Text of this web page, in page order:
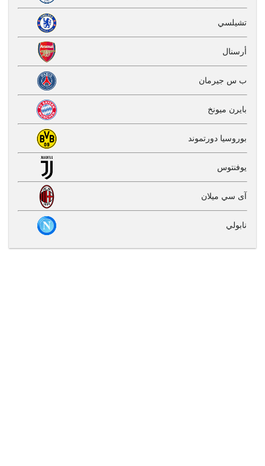
تشيلسي
أرسنال
ب س جيرمان
بايرن ميونخ
بوروسيا دورتموند
يوفنتوس
آى سي ميلان
نابولي